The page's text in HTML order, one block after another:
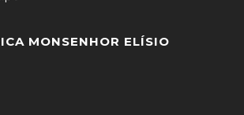
MONSENHOR ELÍSIO